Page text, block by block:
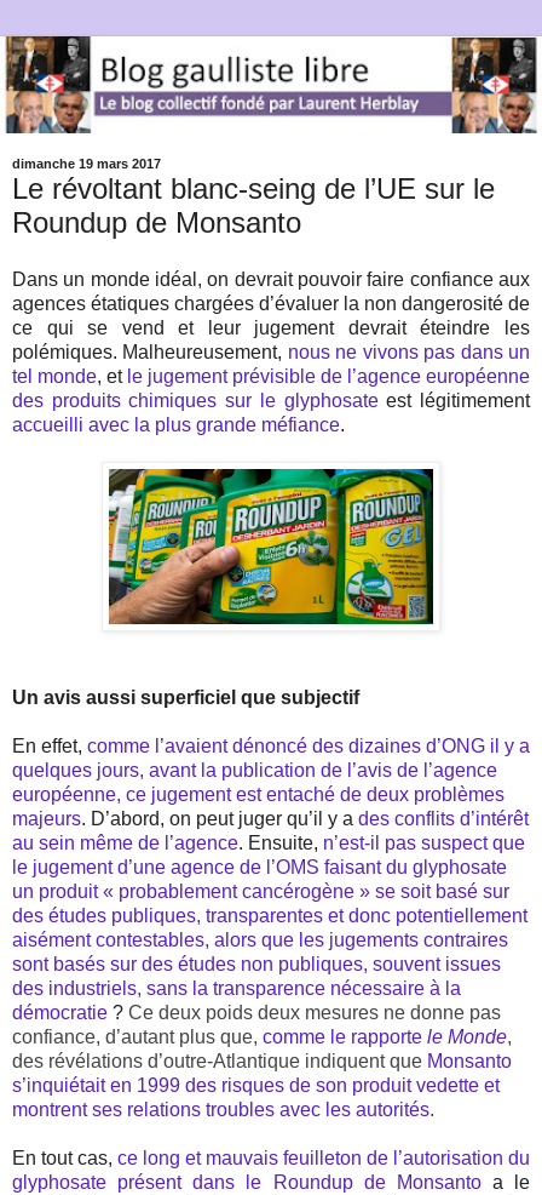
dimanche 19 mars 2017
Le révoltant blanc-seing de l’UE sur le
Roundup de Monsanto
Dans un monde idéal, on devrait pouvoir faire confiance aux
agences étatiques chargées d’évaluer la non dangerosité de
ce qui se vend et leur jugement devrait éteindre les
polémiques. Malheureusement, nous ne vivons pas dans un
tel monde, et le jugement prévisible de l’agence européenne
des produits chimiques sur le glyphosateest légitimement
accueilli avec la plus grande méfiance.
Un avis aussi superficiel que subjectif
En effet, comme l’avaient dénoncé des dizaines d’ONG il y a
quelques jours, avant la publication de l’avis de l’agence
européenne, ce jugement est entaché de deux problèmes
majeurs. D’abord, on peut juger qu’il y a des conflits d’intérêt
au sein même de l’agence. Ensuite, n’est-il pas suspect que
le jugement d’une agence de l’OMS faisant du glyphosate
un produit « probablement cancérogène » se soit basé sur
des études publiques, transparentes et donc potentiellement
aisément contestables, alors que les jugements contraires
sont basés sur des études non publiques, souvent issues
des industriels, sans la transparence nécessaire à la
démocratie ? Ce deux poids deux mesures ne donne pas
confiance, d’autant plus que, comme le rapporte le Monde,
des révélations d’outre-Atlantique indiquent que Monsanto
s’inquiétait en 1999 des risques de son produit vedette et
montrent ses relations troubles avec les autorités.
En tout cas, ce long et mauvais feuilleton de l’autorisation du
glyphosate présent dans le Roundup de Monsantoa le